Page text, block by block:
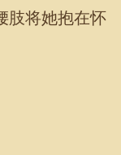
肢将她抱在怀